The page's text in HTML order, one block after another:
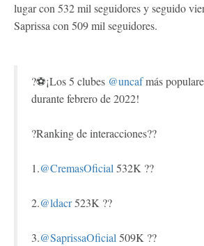
lugar con 532 mil seguidores y seguido
Saprissa con 509 mil seguidores.
?⚽¡Los 5 clubes @uncafmás
durante febrero de 2022!
?Ranking de interacciones??
1.@CremasOficial 532K ??
2.@ldacr523K ??
3.@SaprissaOficial 509K ??